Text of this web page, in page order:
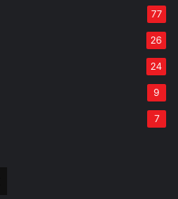
77
26
24
9
7